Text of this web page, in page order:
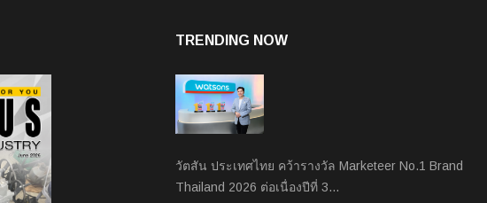
TRENDING NOW
วัตสัน ประเทศไทย คว้ารางวัล Marketeer No.1 Brand
Thailand 2026 ต่อเนื่องปีที่ 3…